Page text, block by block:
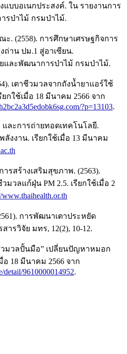
บบอเนกประสงค์. ใน รายงานการ
รป่าไม้ กรมป่าไม้.
. (2558). การศึกษาเศรษฐกิจการ
ถ่าน ปม.1 สู่อาเซียน.
และพัฒนาการป่าไม้ กรมป่าไม้.
เตาชีวมวลจากถังน้ำยาแอร์ใช้
กใช้เมื่อ 18 มีนาคม 2566 จาก
?p=13103.
ละการถ่ายทอดเทคโนโลยี.
ลังงาน. เรียกใช้เมื่อ 13 มีนาคม
สร้างเสริมสุขภาพ. (2563).
วลแก้ฝุ่น PM 2.5. เรียกใช้เมื่อ 2
www.thaihealth.or.th
การพัฒนาเตาประหยัด
รวิจัย มทร, 12(2), 10-12.
ชีวมวลปั้นมือ” เปลี่ยนปัญหาหมอก
อ 18 มีนาคม 2566 จาก
detail/9610000014952.